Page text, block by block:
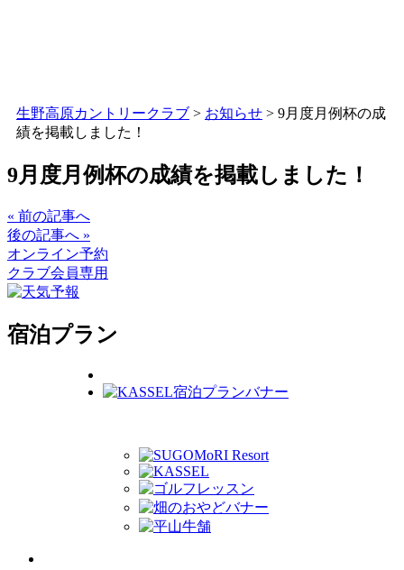
生野高原カントリークラブ > お知らせ > 9月度月例杯の成
績を掲載しました！
9月度月例杯の成績を掲載しました！
« 前の記事へ
後の記事へ »
オンライン予約
クラブ会員専用
宿泊プラン